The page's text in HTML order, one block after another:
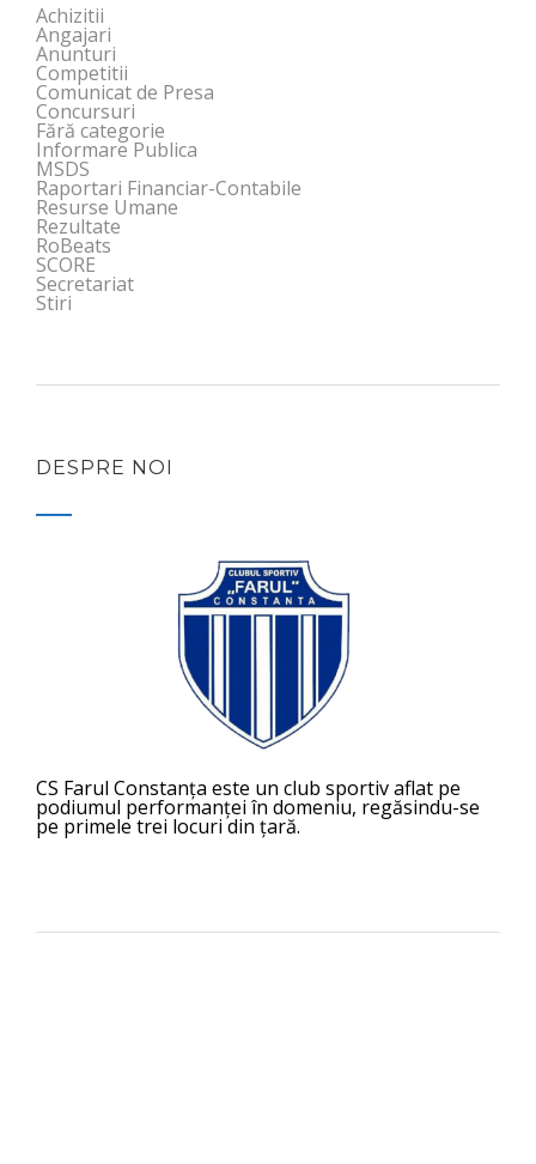
Achizitii
Angajari
Anunturi
Competitii
Comunicat de Presa
Concursuri
Fără categorie
Informare Publica
MSDS
Raportari Financiar-Contabile
Resurse Umane
Rezultate
RoBeats
SCORE
Secretariat
Stiri
DESPRE NOI
CS Farul Constanța este un club sportiv aflat pe
podiumul performanței în domeniu, regăsindu-se
pe primele trei locuri din țară.